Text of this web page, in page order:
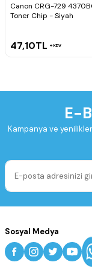
Canon CRG-729
Toner Chip - Siyah
47,10TL KDV
E-
Kampanya ve
Sosyal Medya